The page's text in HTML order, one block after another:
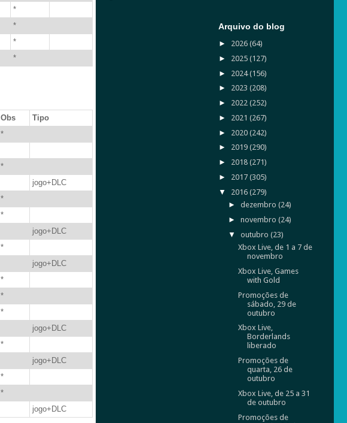
*
*
*
*
Obs
Tipo
*
*
jogo+DLC
*
*
jogo+DLC
*
jogo+DLC
*
*
*
jogo+DLC
*
jogo+DLC
*
*
jogo+DLC
Arquivo do blog
► 2026(64)
► 2025(127)
► 2024(156)
► 2023(208)
► 2022(252)
► 2021(267)
► 2020(242)
► 2019(290)
► 2018(271)
► 2017(305)
▼ 2016(279)
► dezembro (24)
► novembro (24)
▼ outubro (23)
Xbox Live, de 1 a 7 de
novembro
Xbox Live, Games
with Gold
Promoções de
sábado, 29 de
outubro
Xbox Live,
Borderlands
liberado
Promoções de
quarta, 26 de
outubro
Xbox Live, de 25 a 31
de outubro
Promoções de